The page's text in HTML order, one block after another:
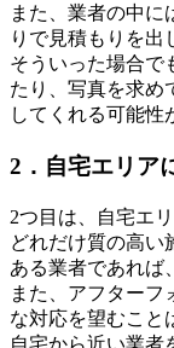
また、業者の中に
りで見積もりを出
そういった場合で
たり、写真を求め
してくれる可能性
2．自宅エリア
2つ目は、自宅エ
どれだけ質の高い
ある業者であれば
また、アフターフ
な対応を望むこと
自宅から近い業者